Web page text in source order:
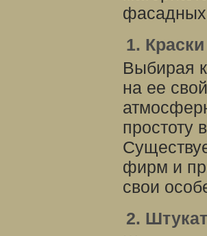
фасадных
1.
Выбирая
на ее
простоту
фирм и
свои
2.